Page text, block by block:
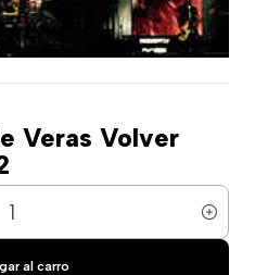
Veras Volver
al carro